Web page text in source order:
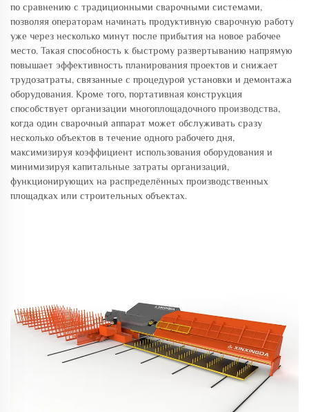
по сравнению с традиционными сварочными системами,
позволяя операторам начинать продуктивную сварочную работу
уже через несколько минут после прибытия на новое рабочее
место. Такая способность к быстрому развертыванию напрямую
повышает эффективность планирования проектов и снижает
трудозатраты, связанные с процедурой установки и демонтажа
оборудования. Кроме того, портативная конструкция
способствует организации многоплощадочного производства,
когда один сварочный аппарат может обслуживать сразу
несколько объектов в течение одного рабочего дня,
максимизируя коэффициент использования оборудования и
минимизируя капитальные затраты организаций,
функционирующих на распределённых производственных
площадках или строительных объектах.